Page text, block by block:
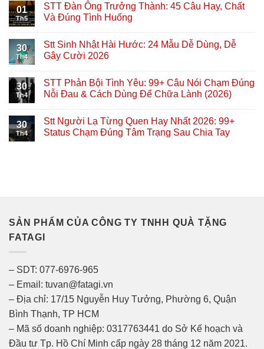
01
Th5
STT Đàn Ông Trưởng Thành: 45 Câu Hay, Chất
Và Đúng Tình Huống
30
Th4
Stt Sinh Nhật Hài Hước: 24 Mẫu Dễ Dùng, Dễ
Gây Cười 2026
30
Th4
STT Phản Bội Tình Yêu: 99+ Câu Nói Chạm Đúng
Nỗi Đau & Cách Dùng Để Chữa Lành (2026)
30
Th4
Stt Người Lạ Từng Quen Hay Nhất 2026: 99+
Status Chạm Đúng Tâm Trạng Sau Chia Tay
SẢN PHẨM CỦA CÔNG TY TNHH QUÀ TẶNG
FATAGI
– SDT: 077-6976-965
– Email: tuvan@fatagi.vn
– Địa chỉ: 17/15 Nguyễn Huy Tưởng, Phường 6, Quận
Bình Thạnh, TP HCM
– Mã số doanh nghiệp: 0317763441 do Sở Kế hoạch và
Đầu tư Tp. Hồ Chí Minh cấp ngày 28 tháng 12 năm 2021.